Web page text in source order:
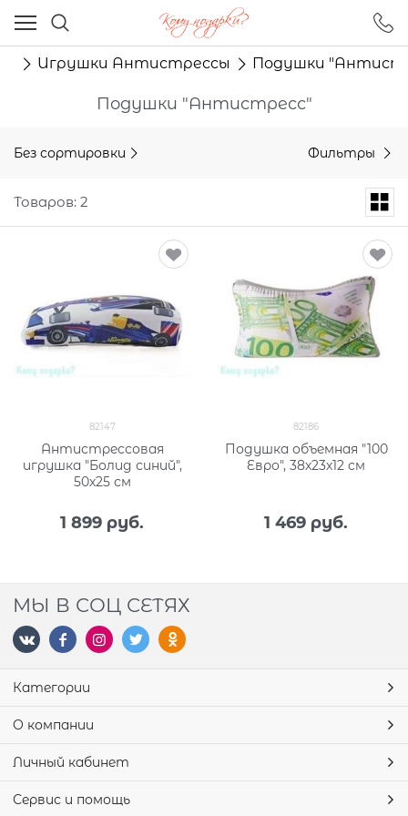
Игрушки Антистрессы Подушки
Подушки "Антистресс"
Без сортировки Фильтры
Товаров: 2
82147
Антистрессовая
игрушка "Болид синий",
50х25 см
1 899 руб.
82186
Подушка объемная "100
Евро", 38х23х12 см
1 469 руб.
МЫ В СОЦ СЕТЯХ
Категории
О компании
Личный кабинет
Сервис и помощь
Ваш город - Москва,
угадали?
ДА НЕТ